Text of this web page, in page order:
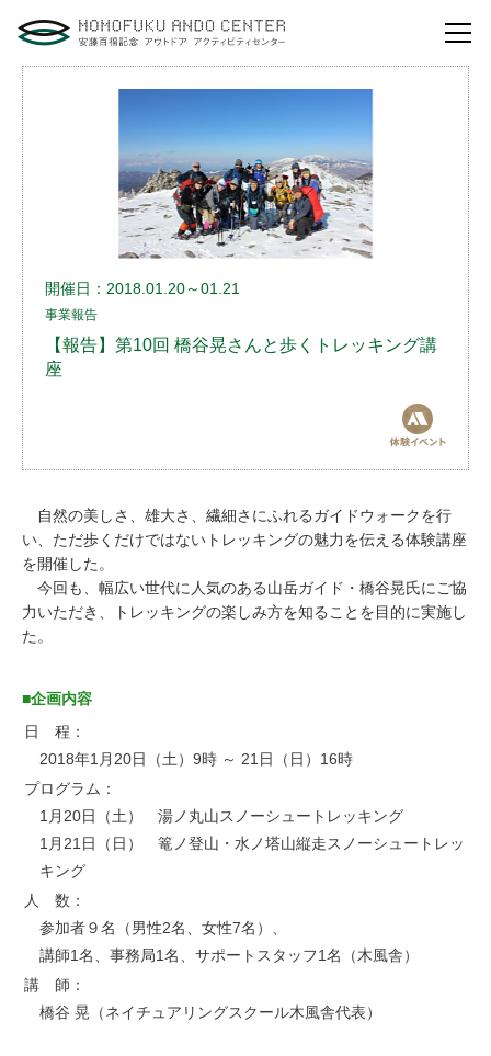
安藤百福センターの役割とビジョン
研修・講演
体験イベント
安藤百福センターの ご案内
お問い合わせ
開催日：2018.01.20～01.21
事業報告
【報告】第10回 橋谷晃さんと歩くトレッキング講
座
自然の美しさ、雄大さ、繊細さにふれるガイドウォークを行
い、ただ歩くだけではないトレッキングの魅力を伝える体験講座
を開催した。
今回も、幅広い世代に人気のある山岳ガイド・橋谷晃氏にご協
力いただき、トレッキングの楽しみ方を知ることを目的に実施し
た。
■企画内容
日 程：
2018年1月20日（土）9時 ～ 21日（日）16時
プログラム：
1月20日（土） 湯ノ丸山スノーシュートレッキング
1月21日（日） 篭ノ登山・水ノ塔山縦走スノーシュートレッ
キング
人 数：
参加者９名（男性2名、女性7名）、
講師1名、事務局1名、サポートスタッフ1名（木風舎）
講 師：
橋谷 晃（ネイチュアリングスクール木風舎代表）